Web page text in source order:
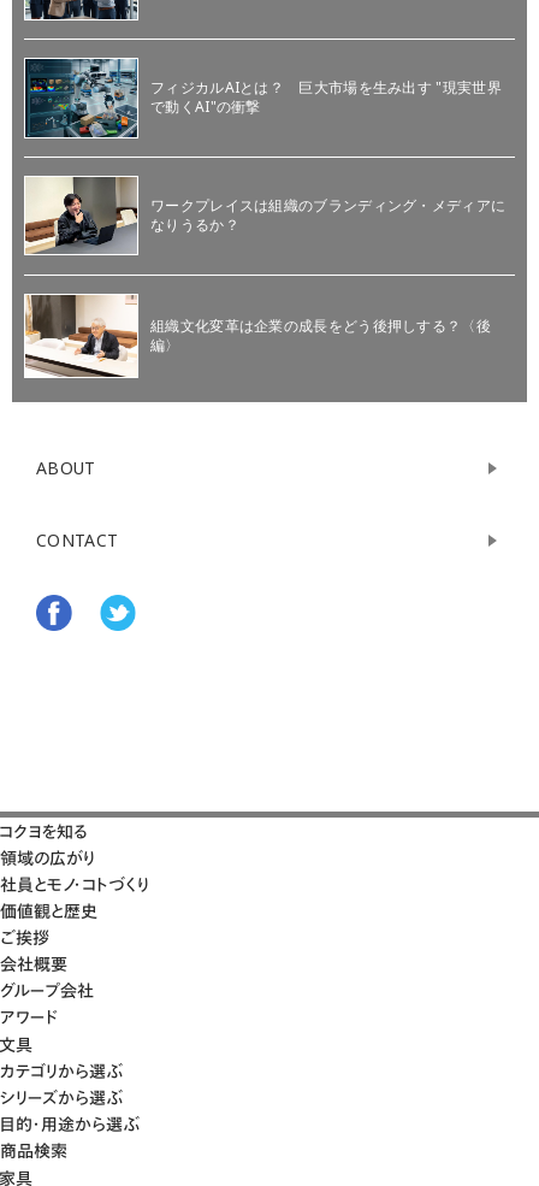
フィジカルAIとは？ 巨大市場を生み出す "現実世界
で動くAI"の衝撃
ワークプレイスは組織のブランディング・メディアに
なりうるか？
組織文化変革は企業の成長をどう後押しする？〈後
編〉
ABOUT
CONTACT
コクヨを知る
領域の広がり
社員とモノ・コトづくり
価値観と歴史
ご挨拶
会社概要
グループ会社
アワード
文具
カテゴリから選ぶ
シリーズから選ぶ
目的・用途から選ぶ
商品検索
家具